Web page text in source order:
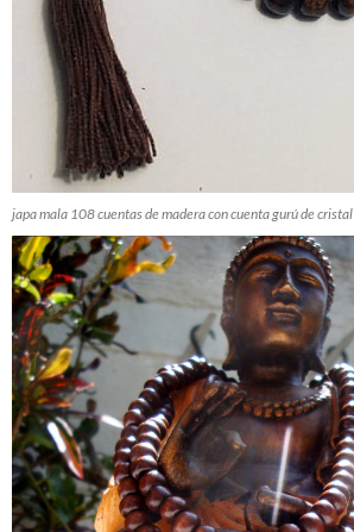
japa mala 108 cuentas de madera con cuenta gurú de cristal